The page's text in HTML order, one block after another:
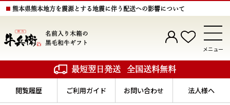
熊本県熊本地方を震源とする地震に伴う配送への影響について
名前入り木箱の
黒毛和牛ギフト
メニュー
最短翌日発送 全国送料無料
閲覧履歴 ご利用ガイド お問い合わせ 法人様へ